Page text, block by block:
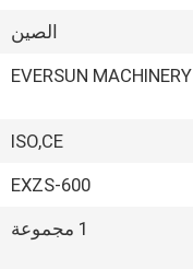
الصين
EVERSUN MACHINERY
ISO,CE
EXZS-600
1 مجموعة